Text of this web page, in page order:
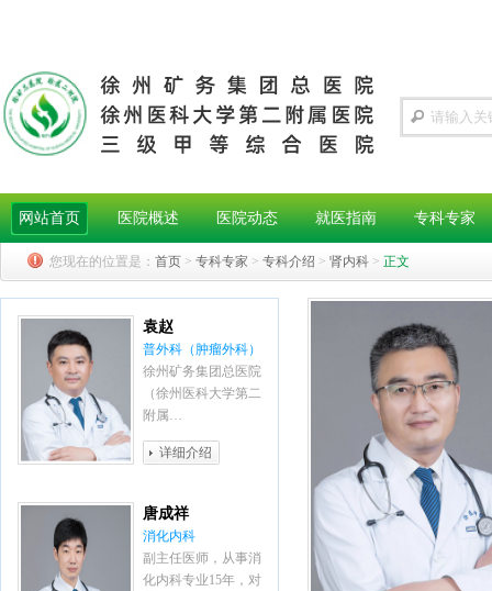
网站首页 医院概述 医院动态 就医指南 专科专家
您现在的位置是： 首页 > 专科专家 > 专科介绍 > 肾内科 > 正文
袁赵
普外科（肿瘤外科）
徐州矿务集团总医院
（徐州医科大学第二
附属…
详细介绍
唐成祥
消化内科
副主任医师，从事消
化内科专业15年，对